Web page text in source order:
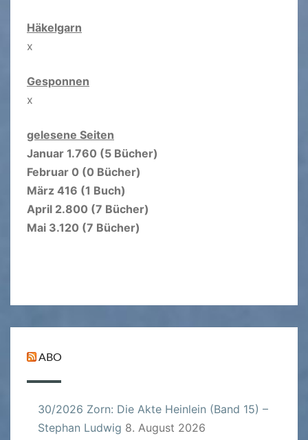
Häkelgarn
x
Gesponnen
x
gelesene Seiten
Januar 1.760 (5 Bücher)
Februar 0 (0 Bücher)
März 416 (1 Buch)
April 2.800 (7 Bücher)
Mai 3.120 (7 Bücher)
ABO
30/2026 Zorn: Die Akte Heinlein (Band 15) –
Stephan Ludwig 8. August 2026